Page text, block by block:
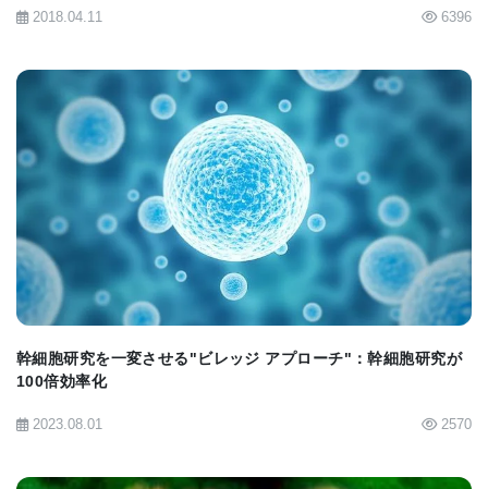
研究チームは、ヒト由来のiPS細胞を培養し、心筋細
（rhesus macaques）に移植 した。
・ 移植細胞は、宿主の心筋組織に統合され、適切に
機能することが確認された。
・ 移植を受けた16匹のうち5匹で一時的な心室頻拍
（ventricular tachycardia）が発生したが、19日以内
に自然消失。
・ 心臓組織との統合が成功し、安全性が確認され
た。
「移植した細胞が既存の心筋組織と統合されること
2018.04.11 6396
BIOMARKET JP
幹細胞研究を一変させる"ビレッジ アプローチ"：幹細胞研究が
100倍効率化
2023.08.01 2570